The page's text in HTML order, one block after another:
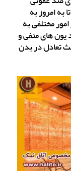
به امروز به
مختلفی به
یون های منفی و
تعادل در بدن